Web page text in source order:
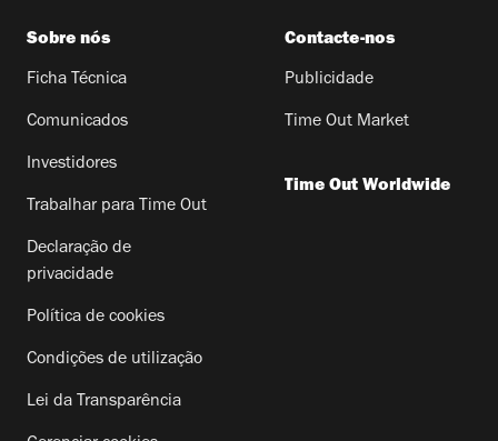
Sobre nós
Ficha Técnica
Comunicados
Investidores
Trabalhar para Time Out
Declaração de
privacidade
Política de cookies
Condições de utilização
Lei da Transparência
Contacte-nos
Publicidade
Time Out Market
Time Out Worldwide